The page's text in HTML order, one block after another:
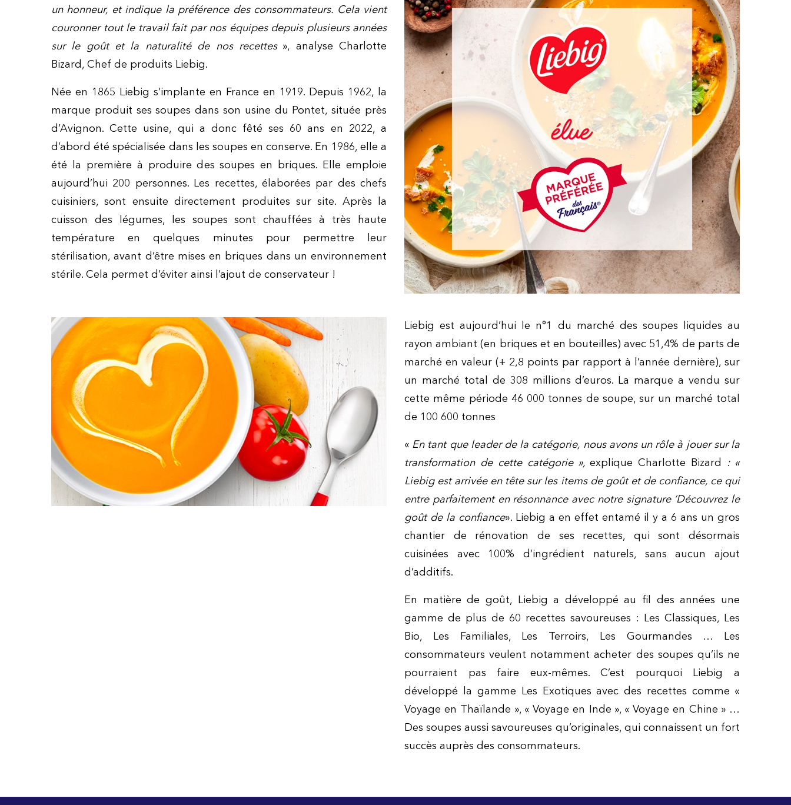
un honneur, et indique la préférence des consommateurs. Cela vient
couronner tout le travail fait par nos équipes depuis plusieurs années
sur le goût et la naturalité de nos recettes», analyse Charlotte
Bizard, Chef de produits Liebig.
Née en 1865 Liebig s’implante en France en 1919. Depuis 1962, la
marque produit ses soupes dans son usine du Pontet, située près
d’Avignon. Cette usine, qui a donc fêté ses 60 ans en 2022, a
d’abord été spécialisée dans les soupes en conserve. En 1986, elle a
été la première à produire des soupes en briques. Elle emploie
aujourd’hui 200 personnes. Les recettes, élaborées par des chefs
cuisiniers, sont ensuite directement produites sur site. Après la
cuisson des légumes, les soupes sont chauffées à très haute
température en quelques minutes pour permettre leur
stérilisation, avant d’être mises en briques dans un environnement
stérile. Cela permet d’éviter ainsi l’ajout de conservateur !
Liebig est aujourd’hui le n°1 du marché des soupes liquides au
rayon ambiant (en briques et en bouteilles) avec 51,4% de parts de
marché en valeur (+ 2,8 points par rapport à l’année dernière), sur
un marché total de 308 millions d’euros. La marque a vendu sur
cette même période 46 000 tonnes de soupe, sur un marché total
de 100 600 tonnes
« En tant que leader de la catégorie, nous avons un rôle à jouer sur la
transformation de cette catégorie »,explique Charlotte Bizard
: «
Liebig est arrivée en tête sur les items de goût et de confiance, ce qui
entre parfaitement en résonnance avec notre signature ‘Découvrez le
goût de la confiance». Liebig a en effet entamé il y a 6 ans un gros
chantier de rénovation de ses recettes, qui sont désormais
cuisinées avec 100% d’ingrédient naturels, sans aucun ajout
d’additifs.
En matière de goût, Liebig a développé au fil des années une
gamme de plus de 60 recettes savoureuses :
Les Classiques, Les
Bio, Les Familiales, Les Terroirs, Les Gourmandes … Les
consommateurs veulent notamment acheter des soupes qu’ils ne
pourraient pas faire eux-mêmes. C’est pourquoi Liebig a
développé la gamme Les Exotiques avec des recettes comme «
Voyage en Thaïlande », « Voyage en
Inde », « Voyage en Chine » …
Des soupes aussi savoureuses qu’originales, qui connaissent un fort
succès auprès des consommateurs.